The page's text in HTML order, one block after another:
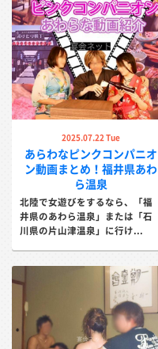
2025.07.22 Tue
あらわなピンクコンパニオ
ン動画まとめ！福井県あわ
ら温泉
北陸で女遊びをするなら、「福
井県のあわら温泉」または「石
川県の片山津温泉」に行け...